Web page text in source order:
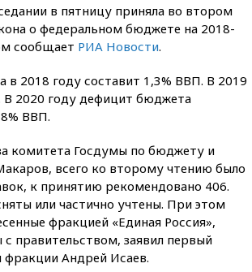
в пятницу приняла во втором
о федеральном бюджете на 2018-
сообщает РИА Новости.
2018 году составит 1,3% ВВП. В 2019
2020 году дефицит бюджета
ВВП.
комитета Госдумы по бюджету и
всего ко второму чтению было
к принятию рекомендовано 406.
или частично учтены. При этом
фракцией «Единая Россия»,
с правительством, заявил первый
фракции Андрей Исаев.